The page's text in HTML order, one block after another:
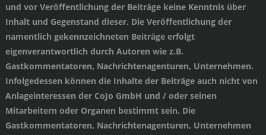
und vor Veröffentlichung der Beiträge keine Kenntnis über
Inhalt und Gegenstand dieser. Die Veröffentlichung der
namentlich gekennzeichneten Beiträge erfolgt
eigenverantwortlich durch Autoren wie z.B.
Gastkommentatoren, Nachrichtenagenturen, Unternehmen.
Infolgedessen können die Inhalte der Beiträge auch nicht von
Anlageinteressen der CoJo GmbH und / oder seinen
Mitarbeitern oder Organen bestimmt sein. Die
Gastkommentatoren, Nachrichtenagenturen, Unternehmen